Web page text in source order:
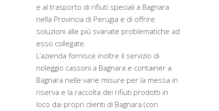
e al trasporto di rifiuti speciali a Bagnara
nella Provincia di Perugia e di offrire
soluzioni alle più svariate problematiche ad
esso collegate.
L’azienda fornisce inoltre il servizio di
noleggio cassoni a Bagnara e container a
Bagnara nelle varie misure per la messa in
riserva e la raccolta dei rifiuti prodotti in
loco dai propri clienti di Bagnara (con